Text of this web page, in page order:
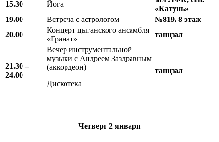
15.30 Йога
«Катунь»
19.00
Встреча с астрологом
№819, 8 этаж
20.00
Концерт цыганского ансамбля
«Гранат»
танцзал
21.30 –
24.00
Вечер инструментальной
музыки с Андреем Заздравным
(аккордеон)
Дискотека
танцзал
Четверг 2 января